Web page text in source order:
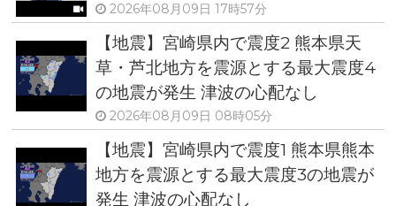
2026年08月09日 17時57分
【地震】宮崎県内で震度2 熊本県天
草・芦北地方を震源とする最大震度4
の地震が発生 津波の心配なし
2026年08月09日 08時05分
【地震】宮崎県内で震度1 熊本県熊本
地方を震源とする最大震度3の地震が
発生 津波の心配なし